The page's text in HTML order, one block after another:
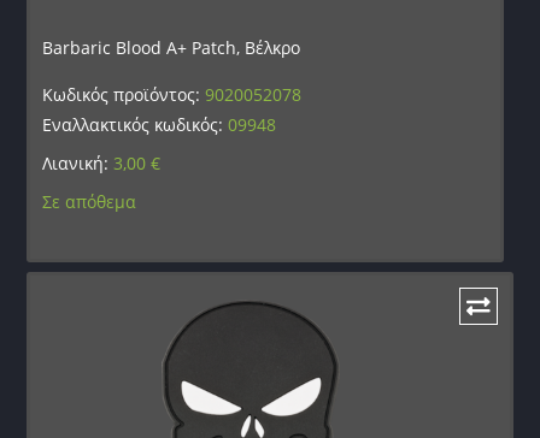
Barbaric Blood A+ Patch, Βέλκρο
Κωδικός προϊόντος:9020052078
Εναλλακτικός κωδικός:09948
Λιανική: 3,00€
Σε απόθεμα